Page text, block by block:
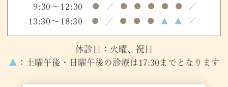
9:30～12:30 ● ／ ● ● ● ● ● ／
13:30～18:30 ● ／ ● ● ● ▲ ▲ ／
休診日：火曜、祝日
▲ ：土曜午後・日曜午後の診療は17:30までとなります